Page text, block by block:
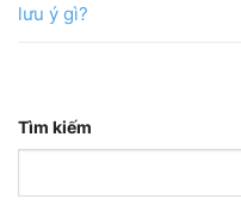
lưu ý gì?
Tìm kiếm